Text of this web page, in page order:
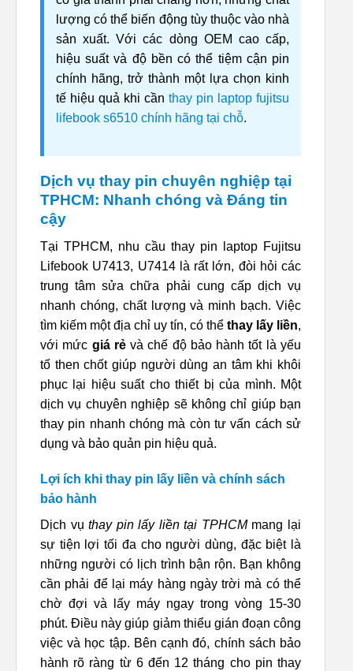
lượng có thể biến động tùy thuộc vào nhà
sản xuất. Với các dòng OEM cao cấp,
hiệu suất và độ bền có thể tiệm cận pin
chính hãng, trở thành một lựa chọn kinh
tế hiệu quả khi cần thay pin laptop fujitsu
lifebook s6510 chính hãng tại chỗ.
Dịch vụ thay pin chuyên nghiệp tại
TPHCM: Nhanh chóng và Đáng tin
cậy
Tại TPHCM, nhu cầu thay pin laptop Fujitsu
Lifebook U7413, U7414 là rất lớn, đòi hỏi các
trung tâm sửa chữa phải cung cấp dịch vụ
nhanh chóng, chất lượng và minh bạch. Việc
tìm kiếm một địa chỉ uy tín, có thể thay lấy liền,
với mức giá rẻvà chế độ bảo hành tốt là yếu
tố then chốt giúp người dùng an tâm khi khôi
phục lại hiệu suất cho thiết bị của mình. Một
dịch vụ chuyên nghiệp sẽ không chỉ giúp bạn
thay pin nhanh chóng mà còn tư vấn cách sử
dụng và bảo quản pin hiệu quả.
Lợi ích khi thay pin lấy liền và chính sách
bảo hành
Dịch vụthay pin lấy liền tại TPHCMmang lại
sự tiện lợi tối đa cho người dùng, đặc biệt là
những người có lịch trình bận rộn. Bạn không
cần phải để lại máy hàng ngày trời mà có thể
chờ đợi và lấy máy ngay trong vòng 15-30
phút. Điều này giúp giảm thiểu gián đoạn công
việc và học tập. Bên cạnh đó, chính sách bảo
hành rõ ràng từ 6 đến 12 tháng cho pin thay